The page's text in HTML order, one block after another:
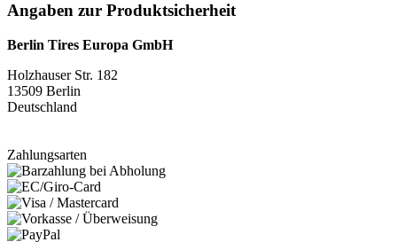
Angaben zur Produktsicherheit
Berlin Tires Europa GmbH
Holzhauser Str. 182
13509 Berlin
Deutschland
Zahlungsarten